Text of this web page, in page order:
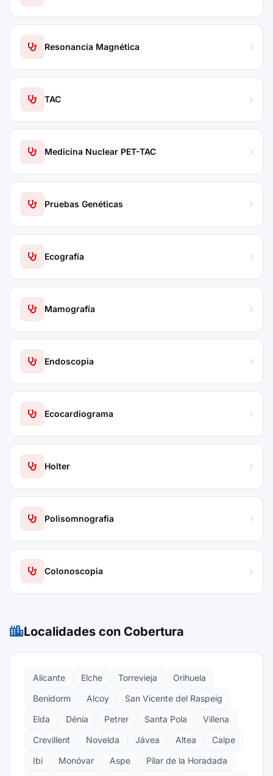
Resonancia Magnética
TAC
Medicina Nuclear PET-TAC
Pruebas Genéticas
Ecografía
Mamografía
Endoscopia
Ecocardiograma
Holter
Polisomnografía
Colonoscopia
Localidades con Cobertura
Alicante Elche Torrevieja
Orihuela
Benidorm
Alcoy
San Vicente del Raspeig
Elda
Dénia Petrer Santa Pola
Villena
Crevillent
Novelda Jávea Altea
Calpe
Ibi
Monóvar Aspe Pilar de la Horadada